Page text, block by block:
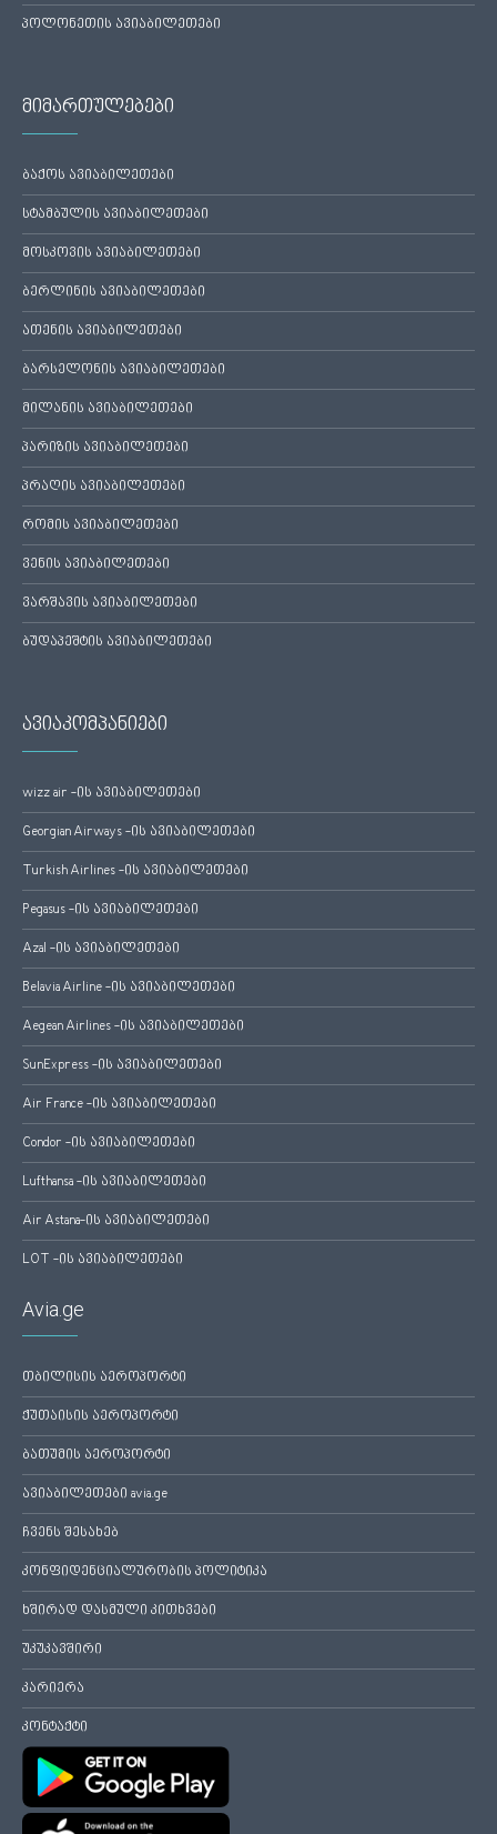
პოლონეთის ავიაბილეთები
მიმართულებები
ბაქოს ავიაბილეთები
სტამბულის ავიაბილეთები
მოსკოვის ავიაბილეთები
ბერლინის ავიაბილეთები
ათენის ავიაბილეთები
ბარსელონის ავიაბილეთები
მილანის ავიაბილეთები
პარიზის ავიაბილეთები
პრაღის ავიაბილეთები
რომის ავიაბილეთები
ვენის ავიაბილეთები
ვარშავის ავიაბილეთები
ბუდაპეშტის ავიაბილეთები
ავიაკომპანიები
wizz air -ის ავიაბილეთები
Georgian Airways -ის ავიაბილეთები
Turkish Airlines -ის ავიაბილეთები
Pegasus -ის ავიაბილეთები
Azal -ის ავიაბილეთები
Belavia Airline -ის ავიაბილეთები
Aegean Airlines -ის ავიაბილეთები
SunExpress -ის ავიაბილეთები
Air France -ის ავიაბილეთები
Condor -ის ავიაბილეთები
Lufthansa -ის ავიაბილეთები
Air Astana-ის ავიაბილეთები
LOT -ის ავიაბილეთები
Avia.ge
თბილისის აეროპორტი
ქუთაისის აეროპორტი
ბათუმის აეროპორტი
ავიაბილეთები avia.ge
ჩვენს შესახებ
კონფიდენციალურობის პოლიტიკა
ხშირად დასმული კითხვები
უკუკავშირი
კარიერა
კონტაქტი